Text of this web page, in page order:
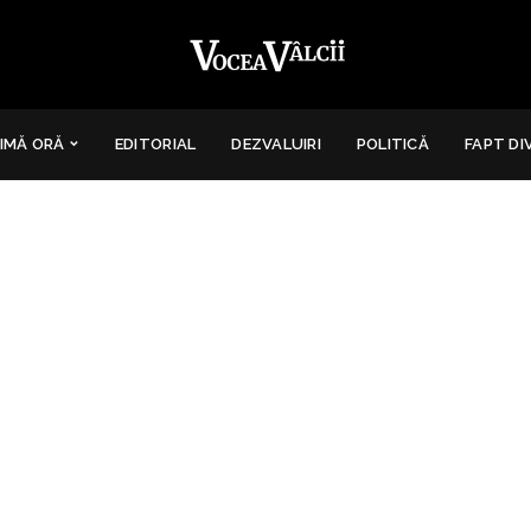
ORĂ EDITORIAL DEZVALUIRI POLITICĂ FAPT